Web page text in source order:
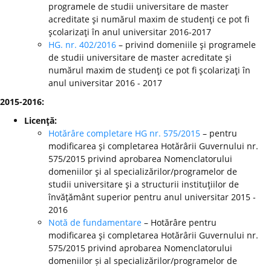
programele de studii universitare de master
acreditate şi numărul maxim de studenţi ce pot fi
şcolarizaţi în anul universitar 2016-2017
HG. nr. 402/2016 – privind domeniile şi programele
de studii universitare de master acreditate şi
numărul maxim de studenţi ce pot fi şcolarizaţi în
anul universitar 2016 - 2017
2015-2016:
Licenţă:
Hotărâre completare HG nr. 575/2015 – pentru
modificarea şi completarea Hotărârii Guvernului nr.
575/2015 privind aprobarea Nomenclatorului
domeniilor şi al specializărilor/programelor de
studii universitare şi a structurii instituţiilor de
învăţământ superior pentru anul universitar 2015 -
2016
Notă de fundamentare – Hotărâre pentru
modificarea şi completarea Hotărârii Guvernului nr.
575/2015 privind aprobarea Nomenclatorului
domeniilor și al specializărilor/programelor de